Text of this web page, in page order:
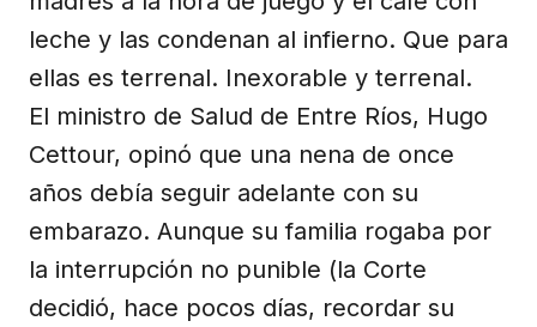
leche y las condenan al infierno. Que para
ellas es terrenal. Inexorable y terrenal.
El ministro de Salud de Entre Ríos, Hugo
Cettour, opinó que una nena de once
años debía seguir adelante con su
embarazo. Aunque su familia rogaba por
la interrupción no punible (la Corte
decidió, hace pocos días, recordar su